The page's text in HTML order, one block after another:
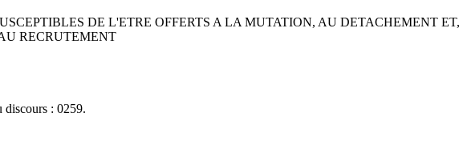
DE L'ETRE OFFERTS A LA MUTATION, AU DETACHEMENT
RECRUTEMENT
discours : 0259.